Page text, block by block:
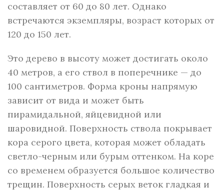
составляет от 60 до 80 лет. Однако
встречаются экземпляры, возраст которых от
120 до 150 лет.
Это дерево в высоту может достигать около
40 метров, а его ствол в поперечнике — до
100 сантиметров. Форма кроны напрямую
зависит от вида и может быть
пирамидальной, яйцевидной или
шаровидной. Поверхность ствола покрывает
кора серого цвета, которая может обладать
светло-черным или бурым оттенком. На коре
со временем образуется большое количество
трещин. Поверхность серых веток гладкая и